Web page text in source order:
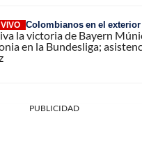
Colombianos en el exterior
la victoria de Bayern
en la Bundesliga;
PUBLICIDAD